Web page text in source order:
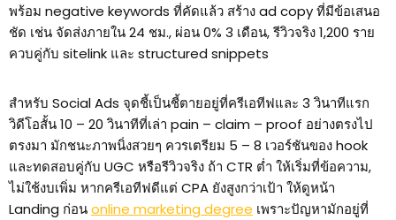
พร้อม negative keywords ที่คัดแล้ว สร้าง ad copy ที่มีข้อเสนอ
ชัด เช่น จัดส่งภายใน 24 ชม., ผ่อน 0% 3 เดือน, รีวิวจริง 1,200 ราย
ควบคู่กับ sitelink และ structured snippets
สำหรับ Social Ads จุดชี้เป็นชี้ตายอยู่ที่ครีเอทีฟและ 3 วินาทีแรก
วิดีโอสั้น 10 – 20 วินาทีที่เล่า pain – claim – proof อย่างตรงไป
ตรงมา มักชนะภาพนิ่งสวยๆ ควรเตรียม 5 – 8 เวอร์ชันของ hook
และทดสอบคู่กับ UGC หรือรีวิวจริง ถ้า CTR ต่ำ ให้เริ่มที่ข้อความ,
ไม่ใช้งบเพิ่ม หากครีเอทีฟดีแต่ CPA ยังสูงกว่าเป้า ให้ดูหน้า
Landing ก่อนonline marketing degree เพราะปัญหามักอยู่ที่